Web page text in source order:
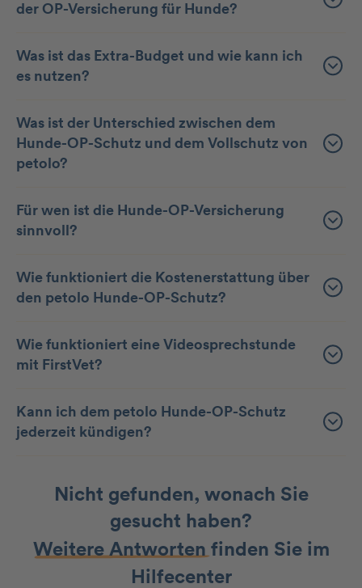
der OP-Versicherung für Hunde?
Was ist das Extra-Budget und wie kann ich
es nutzen?
Was ist der Unterschied zwischen dem
Hunde-OP-Schutz und dem Vollschutz von
petolo?
Für wen ist die Hunde-OP-Versicherung
sinnvoll?
Wie funktioniert die Kostenerstattung über
den petolo Hunde-OP-Schutz?
Wie funktioniert eine Videosprechstunde
mit FirstVet?
Kann ich dem petolo Hunde-OP-Schutz
jederzeit kündigen?
Nicht gefunden, wonach Sie
gesucht haben?
Weitere Antworten finden Sie im
Hilfecenter